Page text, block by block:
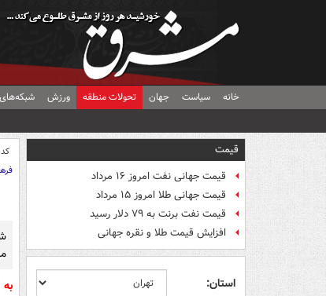
خانه سیاست جهان تحولات منطقه ورزش
قیمت
قیمت جهانی نفت امروز ۱۶ مرداد
قیمت جهانی طلا امروز ۱۵ مرداد
قیمت نفت برنت به ۷۹ دلار رسید
افزایش قیمت طلا و نقره جهانی
استان: